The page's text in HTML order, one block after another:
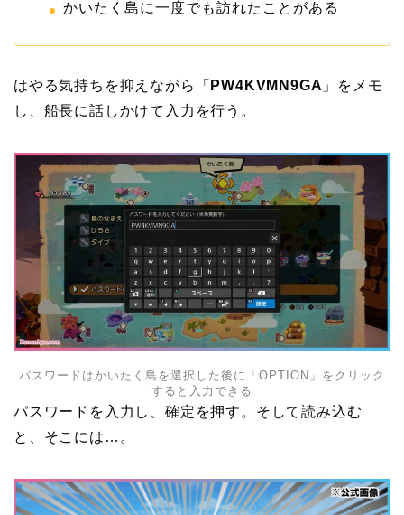
かいたく島に一度でも訪れたことがある
はやる気持ちを抑えながら「 PW4KVMN9GA 」をメモ
し、船長に話しかけて入力を行う。
パスワードはかいたく島を選択した後に「OPTION」をクリック
すると入力できる
パスワードを入力し、確定を押す。そして読み込む
と、そこには…。